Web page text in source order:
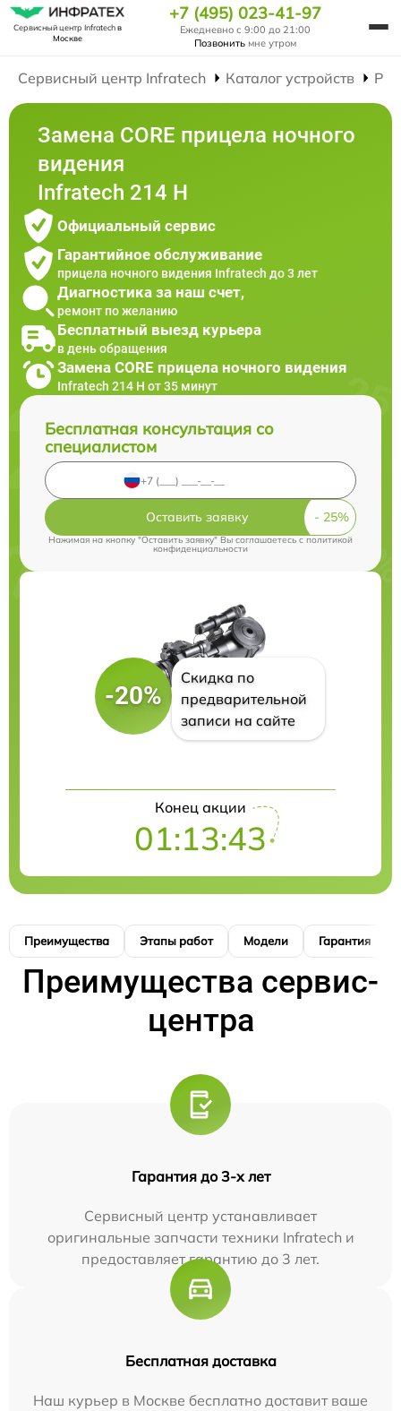
Сервисный центр Infratechв
Москве
+7 (495) 023-41-97
Ежедневно с 9:00 до 21:00
Позвонить мне утром
Сервисный центр Infratech Каталог устройств
Замена CORE прицела ночного
видения
Infratech 214 Н
Официальный сервис
Гарантийное обслуживание
прицела ночного видения Infratech до 3 лет
Диагностика за наш счет,
ремонт по желанию
Бесплатный выезд курьера
в день обращения
Замена CORE прицела ночного видения
Infratech 214 Н от 35 минут
Бесплатная консультация со
специалистом
Оставить заявку
Нажимая на кнопку "Оставить заявку" Вы соглашаетесь cполитикой
конфиденциальности
-20%
Скидка по
предварительной
записи на сайте
Конец акции
01:13:42
Преимущества Этапы работ Модели Гарантия
Преимущества сервис-
центра
Гарантия до 3-х лет
Сервисный центр устанавливает
оригинальные запчасти техники Infratech и
предоставляет гарантию до 3 лет.
Бесплатная доставка
Наш курьер в Москве бесплатно доставит ваше